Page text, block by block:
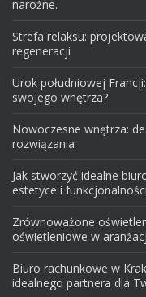
narożne.
Strefa relaksu:
regeneracji
Urok południowej
swojego wnętrza?
Nowoczesne wnętrza:
rozwiązania
Jak stworzyć idealne
estetyce i funkcjonalności
Zrównoważone
oświetleniowe w
Biuro rachunkowe w
idealnego partnera dla